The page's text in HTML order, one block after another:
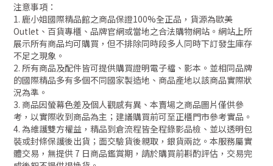
注意事項：
1. 鹿小姐國際精品館之商品保證100%全正品，貨源為歐美
Outlet、百貨專櫃、品牌官網或當地之合法購物網站。網站上所
展示所有商品均可購買，但不排除同時段多人同時下訂發生庫存
不足之現象。
2. 所有商品及配件皆可提供購買證明電子檔、影本。並相同品牌
的國際精品多有多個不同國家製造地、商品產地以該商品實際狀
況為準。
3. 商品因螢幕色差及個人觀感有異、本賣場之商品圖片僅供參
考，以實際收到商品為主；建議購買前可至正櫃門市參考實品。
4. 為維護雙方權益，精品到倉流程皆全程錄影品檢、並以透明包
裝或封條保護後出貨；面交驗貨後親取，銀貨兩訖。本服務屬實
體交易，無提供 7 日商品鑑賞期，請於購買前斟酌評估，交易完